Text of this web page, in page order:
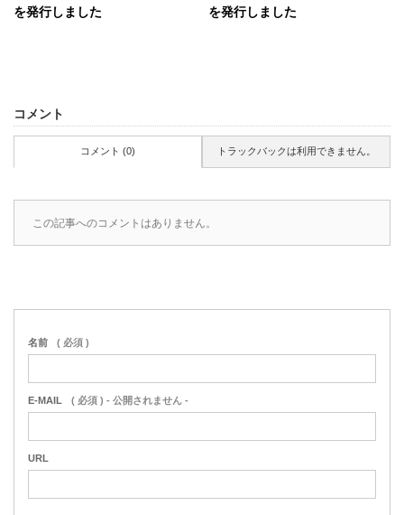
を発行しました
を発行しました
コメント
コメント (0) トラックバックは利用できません。
この記事へのコメントはありません。
名前 ( 必須 )
E-MAIL ( 必須 ) - 公開されません -
URL